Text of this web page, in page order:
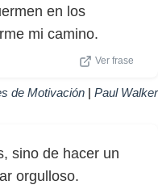
en los
mi camino.
Ver frase
de Motivación | Paul Walker
sino de hacer un
orgulloso.